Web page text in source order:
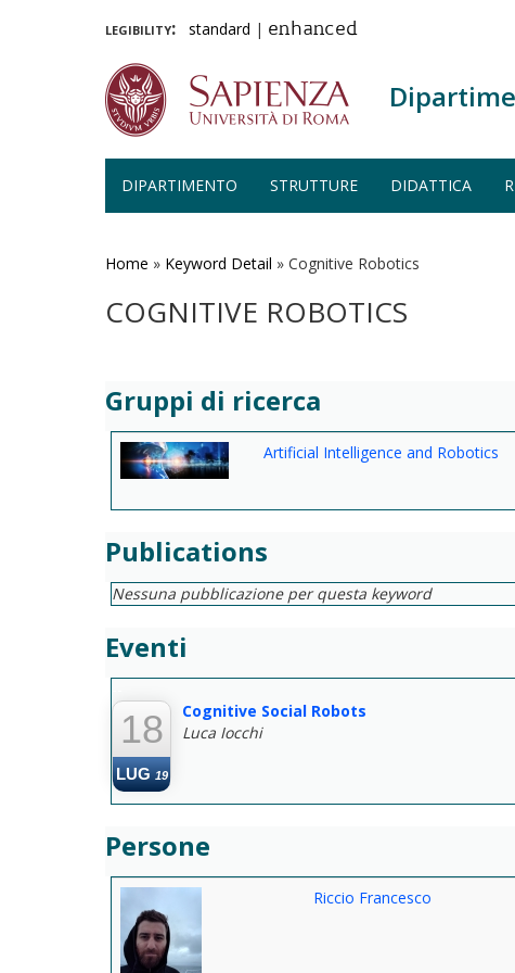
legibility: standard | enhanced
DIPARTIMENTO STRUTTURE DIDATTICA
Home » Keyword Detail » Cognitive Robotics
COGNITIVE ROBOTICS
Gruppi di ricerca
Artificial Intelligence and Robotics
Publications
Nessuna pubblicazione per questa keyword
Eventi
18
LUG 19
Cognitive Social Robots
Luca Iocchi
Persone
Riccio Francesco